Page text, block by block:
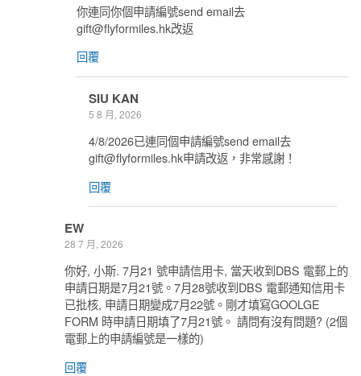
你連同你個申請編號send email去
gift@flyformiles.hk改返
回覆
SIU KAN
5 8 月, 2026
4/8/2026已連同個申請編號send email去
gift@flyformiles.hk申請改返，非常感謝！
回覆
EW
28 7 月, 2026
你好, 小斯. 7月21 號申請信用卡, 當天收到DBS 電郵上的
申請日期是7月21號。7月28號收到DBS 電郵通知信用卡
已批核, 申請日期變成7月22號。剛才填寫GOOLGE
FORM 時申請日期填了7月21號。 請問有沒有問題? (2個
電郵上的申請編號是一樣的)
回覆